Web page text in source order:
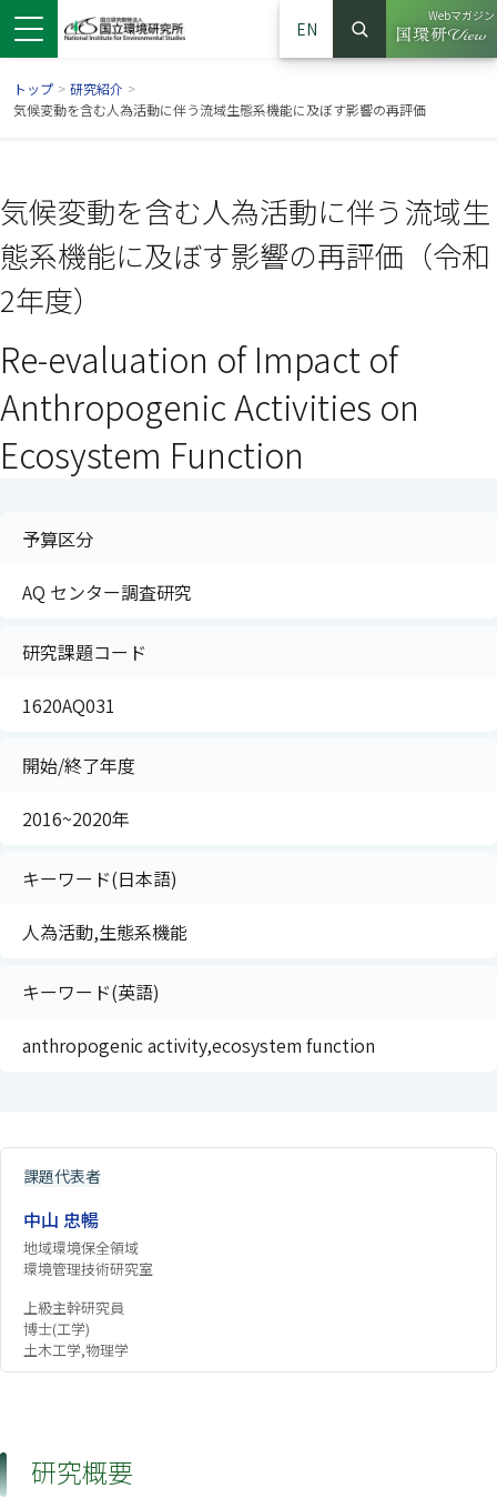
ウで開きます）
ンドウで開きます）
ウインドウで開きます）
EN
サイト内検索
検索
Webマガジン
（別ウイ
トップ > 研究紹介 >
気候変動を含む人為活動に伴う流域生態系機能に及ぼす影響の再評価
気候変動を含む人為活動に伴う流域生
態系機能に及ぼす影響の再評価（令和
2年度）
Re-evaluation of Impact of
Anthropogenic Activities on
Ecosystem Function
予算区分
AQ センター調査研究
研究課題コード
1620AQ031
開始/終了年度
2016~2020年
キーワード(日本語)
人為活動,生態系機能
キーワード(英語)
anthropogenic activity,ecosystem function
課題代表者
中山 忠暢
地域環境保全領域
環境管理技術研究室
上級主幹研究員
博士(工学)
土木工学,物理学
研究概要